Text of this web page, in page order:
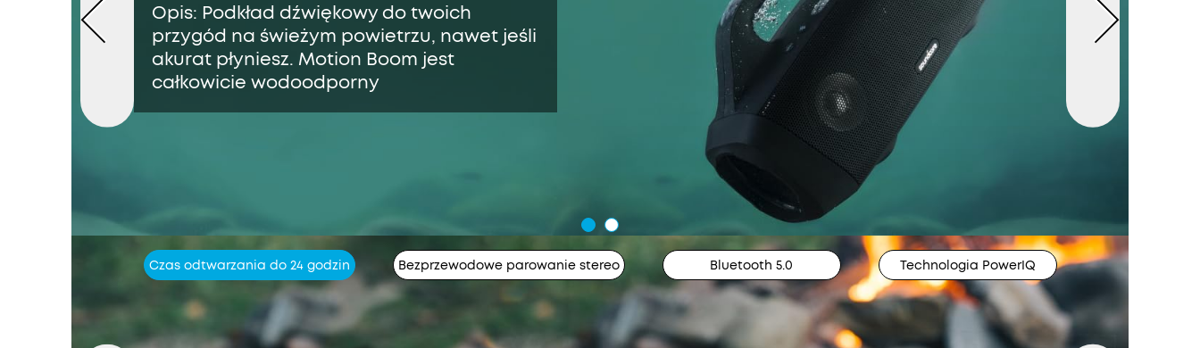
Opis: Podkład dźwiękowy do twoich
przygód na świeżym powietrzu, nawet jeśli
akurat płyniesz. Motion Boom jest
całkowicie wodoodporny
Czas odtwarzania do 24 godzin Bezprzewodowe parowanie stereo Bluetooth 5.0 Technologia PowerIQ